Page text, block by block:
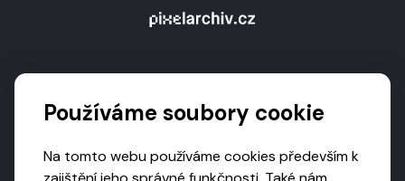
Používáme soubory cookie
Na tomto webu používáme cookies především k